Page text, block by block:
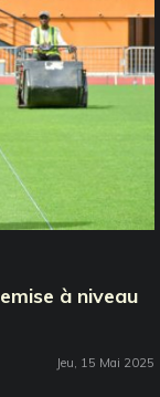
à niveau
Jeu, 15 Mai 2025